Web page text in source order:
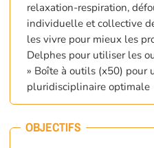
relaxation-respiration,
individuelle et collective
les vivre pour mieux les
Delphes pour utiliser les
» Boîte à outils (x50) pour
pluridisciplinaire optimale
OBJECTIFS